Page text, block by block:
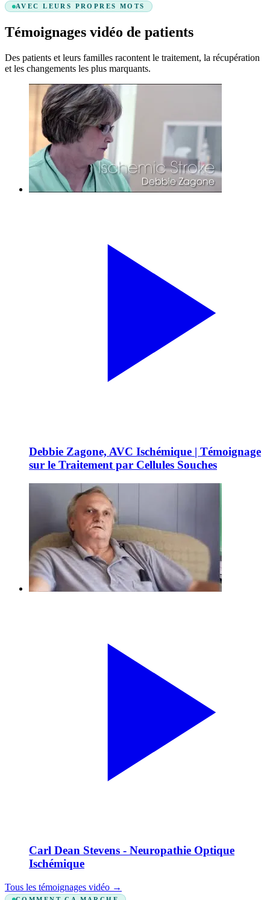
AVEC LEURS PROPRES MOTS
Témoignages vidéo de patients
Des patients et leurs familles racontent le traitement, la récupération
et les changements les plus marquants.
Debbie Zagone, AVC Ischémique | Témoignage
sur le Traitement par Cellules Souches
Carl Dean Stevens - Neuropathie Optique
Ischémique
Tous les témoignages vidéo →